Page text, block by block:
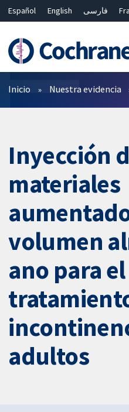
Español English فارسی
Bahasa Malaysia
ไทย 繁體中
Filtros
Inicio Nuestra evidencia
Inyección
materiales
volumen
ano para el
adultos